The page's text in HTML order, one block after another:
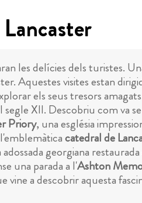
les delícies dels turistes.
Aquestes visites estan
els seus tresors
XII. Descobriu com va
Priory, una església
catedral de
adossada georgiana
una parada a l'Ashton
a descobrir aquesta